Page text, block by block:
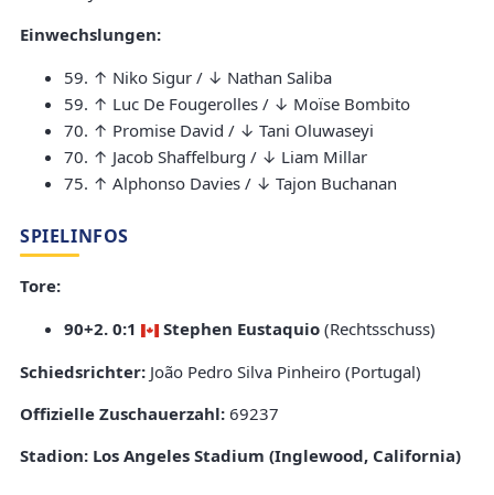
Einwechslungen:
59. ↑ Niko Sigur / ↓ Nathan Saliba
59. ↑ Luc De Fougerolles / ↓ Moïse Bombito
70. ↑ Promise David / ↓ Tani Oluwaseyi
70. ↑ Jacob Shaffelburg / ↓ Liam Millar
75. ↑ Alphonso Davies / ↓ Tajon Buchanan
SPIELINFOS
Tore:
90+2. 0:1
Stephen Eustaquio (Rechtsschuss)
Schiedsrichter: João Pedro Silva Pinheiro (Portugal)
Offizielle Zuschauerzahl: 69237
Stadion: Los Angeles Stadium (Inglewood, California)